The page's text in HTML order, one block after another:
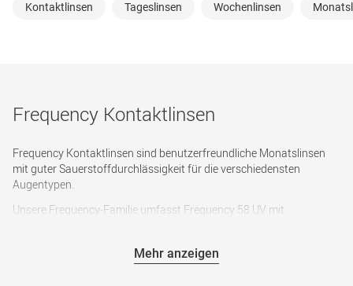
Kontaktlinsen Tageslinsen Wochenlinsen
Frequency Kontaktlinsen
Frequency Kontaktlinsen sind benutzerfreundliche Monatslinsen
mit guter Sauerstoffdurchlässigkeit für die verschiedensten
Augentypen.
Unsere Frequency-Familie umfasst Frequency 58 UV mit
asphärischem Design für eine besonders hohe Sehschärfe und
Mehr anzeigen